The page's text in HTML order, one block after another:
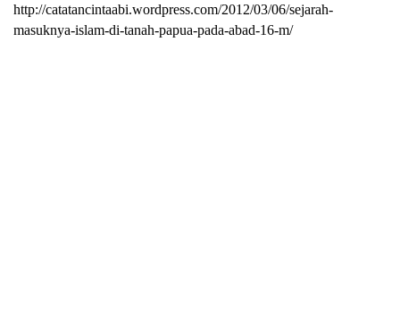
http://catatancintaabi.wordpress.com/2012/03/06/sejarah-
masuknya-islam-di-tanah-papua-pada-abad-16-m/